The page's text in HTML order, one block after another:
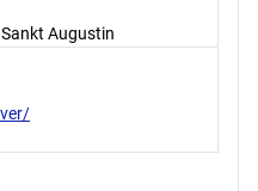
Augustin